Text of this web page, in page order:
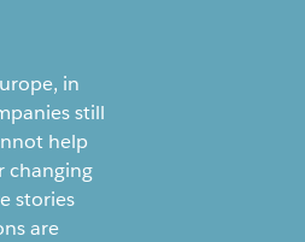
in
still
help
changing
stories
are